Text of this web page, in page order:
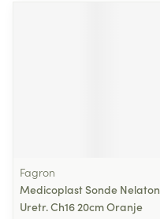
Fagron
Medicoplast Sonde Nelaton
Uretr. Ch16 20cm Oranje